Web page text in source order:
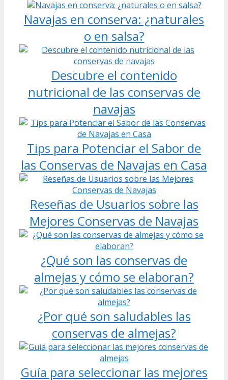
Navajas en conserva: ¿naturales
o en salsa?
Descubre el contenido
nutricional de las conservas de
navajas
Tips para Potenciar el Sabor de
las Conservas de Navajas en Casa
Reseñas de Usuarios sobre las
Mejores Conservas de Navajas
¿Qué son las conservas de
almejas y cómo se elaboran?
¿Por qué son saludables las
conservas de almejas?
Guía para seleccionar las mejores